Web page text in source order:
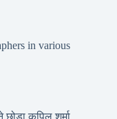
in various
कपिल शर्मा